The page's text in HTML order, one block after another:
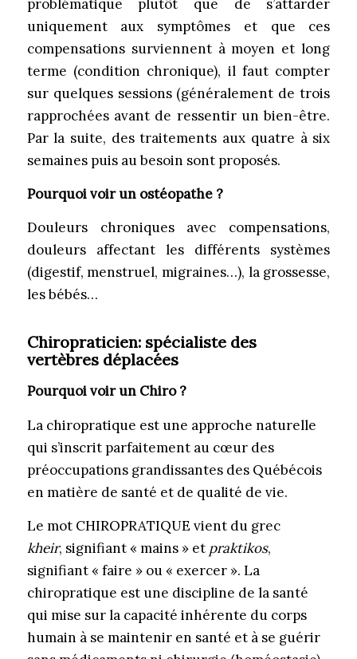
problématique plutôt que de s’attarder
uniquement aux symptômes et que ces
compensations surviennent à moyen et long
terme (condition chronique), il faut compter
sur quelques sessions (généralement de trois
rapprochées avant de ressentir un bien-être.
Par la suite, des traitements aux quatre à six
semaines puis au besoin sont proposés.
Pourquoi voir un ostéopathe ?
Douleurs chroniques avec compensations,
douleurs affectant les différents systèmes
(digestif, menstruel, migraines…), la grossesse,
les bébés…
Chiropraticien:spécialiste des
vertèbres déplacées
Pourquoi voir un Chiro ?
La chiropratique est une approche naturelle
qui s’inscrit parfaitement au cœur des
préoccupations grandissantes des Québécois
en matière de santé et de qualité de vie.
Le mot CHIROPRATIQUE vient du grec
kheir, signifiant « mains » et praktikos,
signifiant « faire » ou « exercer ». La
chiropratique est une discipline de la santé
qui mise sur la capacité inhérente du corps
humain à se maintenir en santé et à se guérir